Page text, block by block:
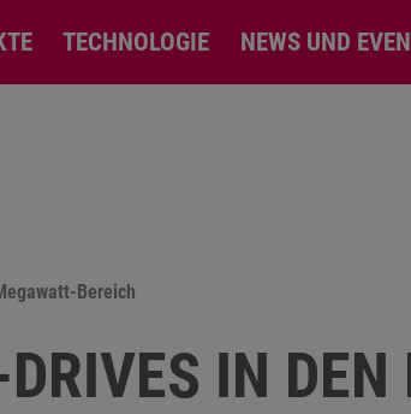
TECHNOLOGIE NEWS UND
Bereich
IN DEN